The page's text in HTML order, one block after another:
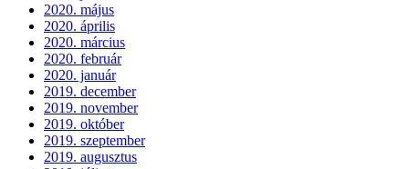
2020. május
2020. április
2020. március
2020. február
2020. január
2019. december
2019. november
2019. október
2019. szeptember
2019. augusztus